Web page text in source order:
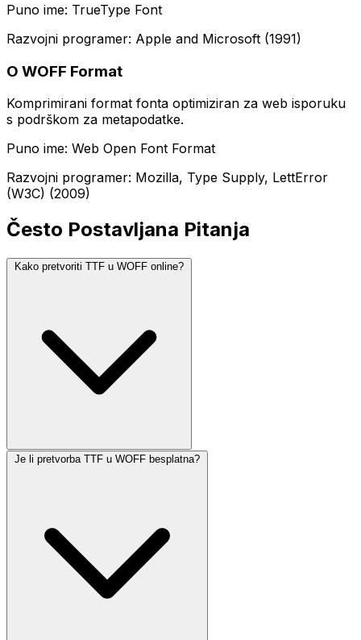
Puno ime: TrueType Font
Razvojni programer: Apple and Microsoft (1991)
O WOFF Format
Komprimirani format fonta optimiziran za web isporuku
s podrškom za metapodatke.
Puno ime: Web Open Font Format
Razvojni programer: Mozilla, Type Supply, LettError
(W3C) (2009)
Često Postavljana Pitanja
Kako pretvoriti TTF u WOFF online?
Je li pretvorba TTF u WOFF besplatna?